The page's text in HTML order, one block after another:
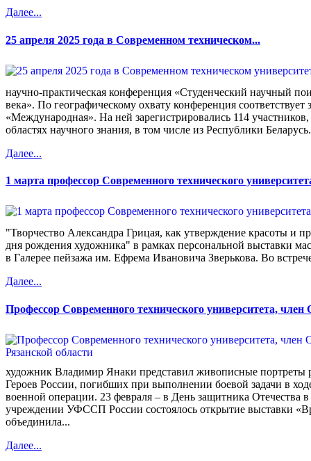
Далее...
25 апреля 2025 года в Современном техническом...
научно-практическая конференция «Студенческий научный
века». По географическому охвату конференция соответствует
«Международная». На ней зарегистрировались 114
областях научного знания, в том числе из Республики
Далее...
1 марта профессор Современного технического
"Творчество Александра Грицая, как утверждение красоты и
дня рождения художника" в рамках персональной выставки
в Галерее пейзажа им. Ефрема Ивановича Зверькова. Во
Далее...
Профессор Современного технического университета,
художник Владимир Янаки представил живописные портреты
Героев России, погибших при выполнении боевой задачи в
военной операции. 23 февраля – в День защитника Отечества
учреждении УФССП России состоялось открытие выставки
объединила...
Далее...